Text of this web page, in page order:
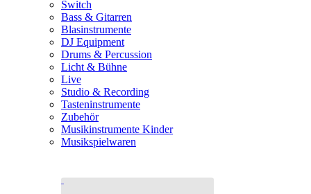
Switch
Bass & Gitarren
Blasinstrumente
DJ Equipment
Drums & Percussion
Licht & Bühne
Live
Studio & Recording
Tasteninstrumente
Zubehör
Musikinstrumente Kinder
Musikspielwaren